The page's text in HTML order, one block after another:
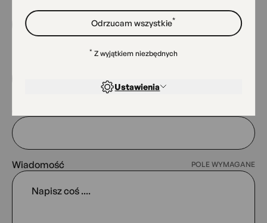
Odrzucam wszystkie*
Ustawienia
* Z wyjątkiem niezbędnych
Wiadomość POLE WYMAGANE